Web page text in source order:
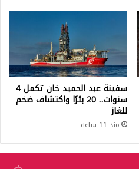
سفينة عبد الحميد خان تكمل 4
سنوات.. 20 بئرًا واكتشاف ضخم
للغاز
منذ 11 ساعة